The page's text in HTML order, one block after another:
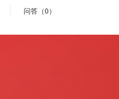
问答（0）